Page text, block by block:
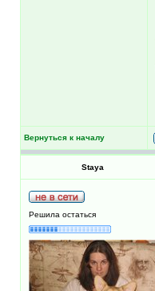
Вернуться к началу
Staya
Решила остаться